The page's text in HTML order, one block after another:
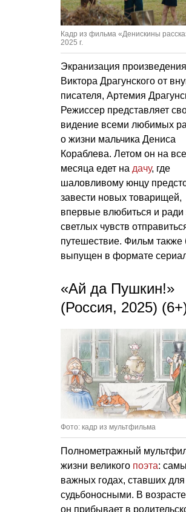
Кадр из фильма «Денискины
2025 г.
Экранизация произведения
Виктора Драгунского от
писателя, Артемия
Режиссер представляет
видение всеми любимых
о жизни мальчика Дениса
Кораблева. Летом он на
месяца едет на дачу, где
шаловливому юнцу
завести новых товарищей,
впервые влюбиться и ради
светлых чувств
путешествие. Фильм также
выпущен в формате
«Ай да Пушкин!»
(Россия, 2025)
Фото: кадр из мультфильма
Полнометражный
жизни великого поэта:
важных годах, ставших для
судьбоносными. В
он прибывает в